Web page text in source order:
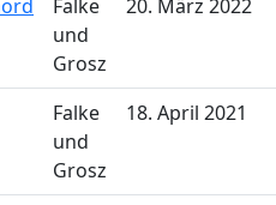
Falke
und
Grosz
20. März 2022
Falke
und
Grosz
18. April 2021